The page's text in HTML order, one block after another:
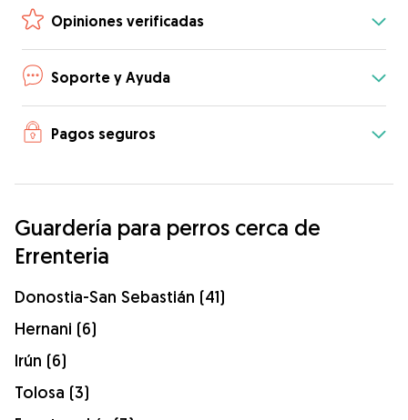
Opiniones verificadas
Soporte y Ayuda
Pagos seguros
Guardería para perros cerca de
Errenteria
Donostia-San Sebastián (41)
Hernani (6)
Irún (6)
Tolosa (3)